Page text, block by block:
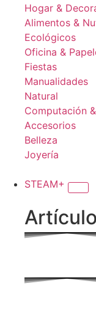
Hogar &
Alimentos &
Ecológicos
Oficina &
Fiestas
Manualidades
Natural
Computación
Accesorios
Belleza
Joyería
STEAM+